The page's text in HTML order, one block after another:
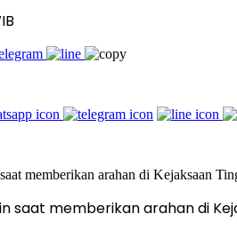
saat memberikan arahan di